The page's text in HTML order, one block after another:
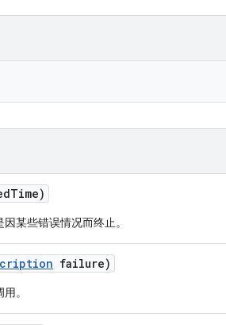
Time)
某些错误情况而终止。
failure)
。